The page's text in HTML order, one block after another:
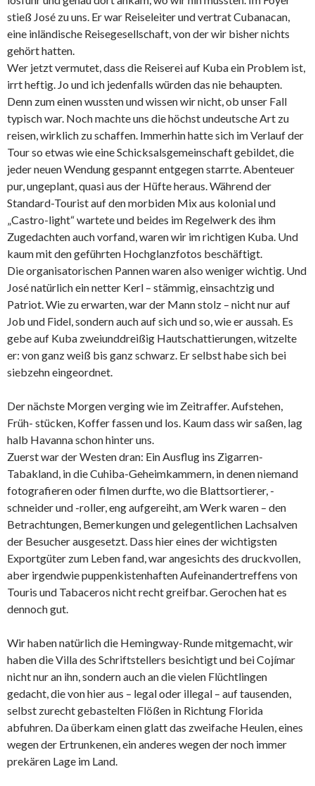
stieß José zu uns. Er war Reiseleiter und vertrat Cubanacan,
eine inländische Reisegesellschaft, von der wir bisher nichts
gehört hatten.
Wer jetzt vermutet, dass die Reiserei auf Kuba ein Problem ist,
irrt heftig. Jo und ich jedenfalls würden das nie behaupten.
Denn zum einen wussten und wissen wir nicht, ob unser Fall
typisch war. Noch machte uns die höchst undeutsche Art zu
reisen, wirklich zu schaffen. Immerhin hatte sich im Verlauf der
Tour so etwas wie eine Schicksalsgemeinschaft gebildet, die
jeder neuen Wendung gespannt entgegen starrte. Abenteuer
pur, ungeplant, quasi aus der Hüfte heraus. Während der
Standard-Tourist auf den morbiden Mix aus kolonial und
„Castro-light“ wartete und beides im Regelwerk des ihm
Zugedachten auch vorfand, waren wir im richtigen Kuba. Und
kaum mit den geführten Hochglanzfotos beschäftigt.
Die organisatorischen Pannen waren also weniger wichtig. Und
José natürlich ein netter Kerl – stämmig, einsachtzig und
Patriot. Wie zu erwarten, war der Mann stolz – nicht nur auf
Job und Fidel, sondern auch auf sich und so, wie er aussah. Es
gebe auf Kuba zweiunddreißig Hautschattierungen, witzelte
er: von ganz weiß bis ganz schwarz. Er selbst habe sich bei
siebzehn eingeordnet.
Der nächste Morgen verging wie im Zeitraffer. Aufstehen,
Früh- stücken, Koffer fassen und los. Kaum dass wir saßen, lag
halb Havanna schon hinter uns.
Zuerst war der Westen dran: Ein Ausflug ins Zigarren-
Tabakland, in die Cuhiba-Geheimkammern, in denen niemand
fotografieren oder filmen durfte, wo die Blattsortierer, -
schneider und -roller, eng aufgereiht, am Werk waren – den
Betrachtungen, Bemerkungen und gelegentlichen Lachsalven
der Besucher ausgesetzt. Dass hier eines der wichtigsten
Exportgüter zum Leben fand, war angesichts des druckvollen,
aber irgendwie puppenkistenhaften Aufeinandertreffens von
Touris und Tabaceros nicht recht greifbar. Gerochen hat es
dennoch gut.
Wir haben natürlich die Hemingway-Runde mitgemacht, wir
haben die Villa des Schriftstellers besichtigt und bei Cojímar
nicht nur an ihn, sondern auch an die vielen Flüchtlingen
gedacht, die von hier aus – legal oder illegal – auf tausenden,
selbst zurecht gebastelten Flößen in Richtung Florida
abfuhren. Da überkam einen glatt das zweifache Heulen, eines
wegen der Ertrunkenen, ein anderes wegen der noch immer
prekären Lage im Land.